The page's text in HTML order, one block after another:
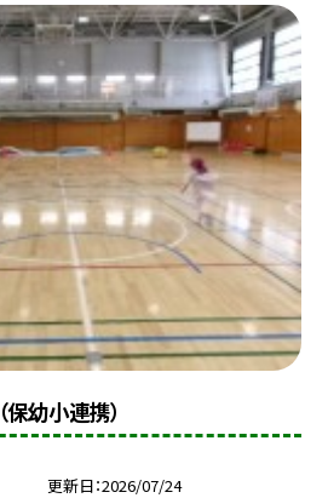
幼小連携）
更新日 2026/07/24